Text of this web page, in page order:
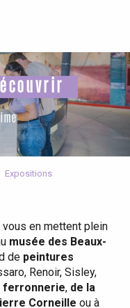
Expositions
en mettent plein
musée des Beaux-
de peintures
Renoir, Sisley,
ferronnerie, de la
Corneille ou à